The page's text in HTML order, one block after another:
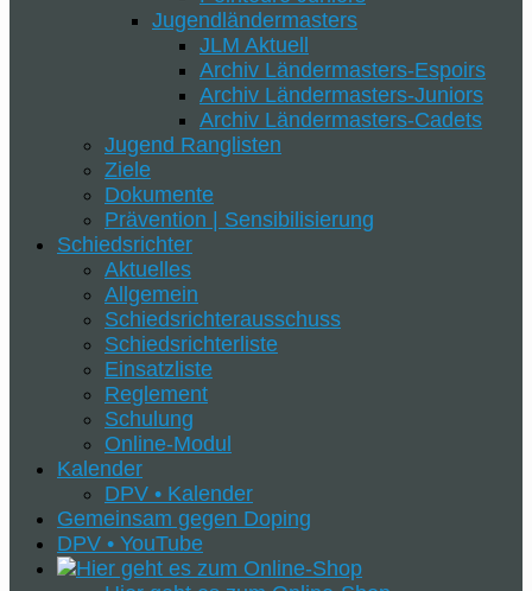
Jugendländermasters
JLM Aktuell
Archiv Ländermasters-Espoirs
Archiv Ländermasters-Juniors
Archiv Ländermasters-Cadets
Jugend Ranglisten
Ziele
Dokumente
Prävention | Sensibilisierung
Schiedsrichter
Aktuelles
Allgemein
Schiedsrichterausschuss
Schiedsrichterliste
Einsatzliste
Reglement
Schulung
Online-Modul
Kalender
DPV • Kalender
Gemeinsam gegen Doping
DPV • YouTube